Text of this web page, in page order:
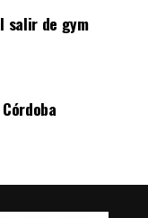
salir de gym